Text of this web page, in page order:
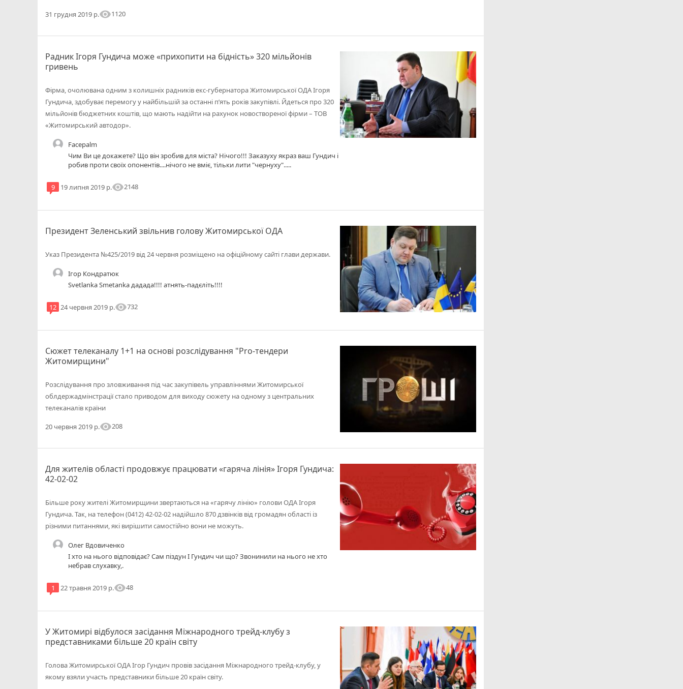
31 грудня 2019 р.visibility1120
Радник Ігоря Гундича може «прихопити на бідність» 320 мільйонів
гривень
Фірма, очолювана одним з колишніх радників екс-губернатора Житомирської ОДА Ігоря
Гундича, здобуває перемогу у найбільшій за останні п’ять років закупівлі. Йдеться про 320
мільйонів бюджетних коштів, що мають надійти на рахунок новоствореної фірми – ТОВ
«Житомирський автодор».
Facepalm
Чим Ви це докажете? Що він зробив для міста? Нічого!!! Заказуху якраз ваш Гундич і
робив проти своїх опонентів....нічого не вміє, тільки лити "чернуху".....
9 19 липня 2019 р.visibility2148
Президент Зеленський звільнив голову Житомирської ОДА
Указ Президента №425/2019 від 24 червня розміщено на офіційному сайті глави держави.
Ігор Кондратюк
Svetlanka Smetanka дадада!!!! атнять-падєліть!!!!
12 24 червня 2019 р.visibility732
Сюжет телеканалу 1+1 на основі розслідування "Pro-тендери
Житомирщини"
Розслідування про зловживання під час закупівель управліннями Житомирської
облдержадмінстрації стало приводом для виходу сюжету на одному з центральних
телеканалів країни
20 червня 2019 р.visibility208
Для жителів області продовжує працювати «гаряча лінія» Ігоря Гундича:
42-02-02
Більше року жителі Житомирщини звертаються на «гарячу лінію» голови ОДА Ігоря
Гундича. Так, на телефон (0412) 42-02-02 надійшло 870 дзвінків від громадян області із
різними питаннями, які вирішити самостійно вони не можуть.
Олег Вдовиченко
І хто на нього відповідає? Сам піздун І Гундич чи що? Звонинили на нього не хто
небрав слухавку,.
1 22 травня 2019 р.visibility48
У Житомирі відбулося засідання Міжнародного трейд-клубу з
представниками більше 20 країн світу
Голова Житомирської ОДА Ігор Гундич провів засідання Міжнародного трейд-клубу, у
якому взяли участь представники більше 20 країн світу.